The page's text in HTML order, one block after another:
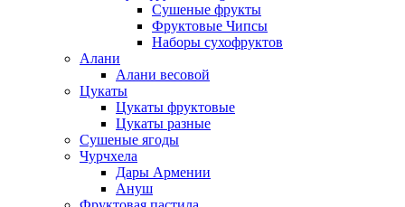
Сушеные фрукты
Фруктовые Чипсы
Наборы сухофруктов
Алани
Алани весовой
Цукаты
Цукаты фруктовые
Цукаты разные
Сушеные ягоды
Чурчхела
Дары Армении
Ануш